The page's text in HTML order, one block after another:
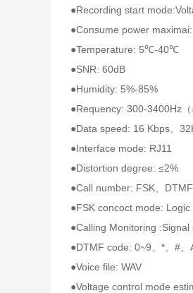
●Recording start
●Consume power
●Temperature: 5℃-40℃
●SNR: 60dB
●Humidity: 5%-85%
●Requency: 300-3400Hz（
●Data speed: 16 Kbps、
●Interface mode: RJ11
●Distortion degree: ≤2%
●Call number: FSK、DTMF
●FSK concoct mode:
●Calling Monitoring :Signal
●DTMF code: 0~9、*、#、
●Voice file: WAV
●Voltage control mode